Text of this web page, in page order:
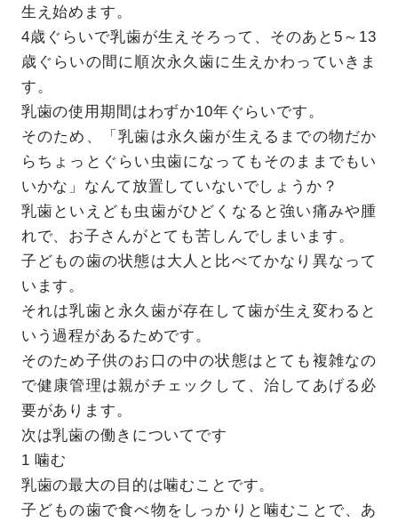
生え始めます。
4歳ぐらいで乳歯が生えそろって、そのあと5～13
歳ぐらいの間に順次永久歯に生えかわっていきま
す。
乳歯の使用期間はわずか10年ぐらいです。
そのため、「乳歯は永久歯が生えるまでの物だか
らちょっとぐらい虫歯になってもそのままでもい
いかな」なんて放置していないでしょうか？
乳歯といえども虫歯がひどくなると強い痛みや腫
れで、お子さんがとても苦しんでしまいます。
子どもの歯の状態は大人と比べてかなり異なって
います。
それは乳歯と永久歯が存在して歯が生え変わると
いう過程があるためです。
そのため子供のお口の中の状態はとても複雑なの
で健康管理は親がチェックして、治してあげる必
要があります。
次は乳歯の働きについてです
1 噛む
乳歯の最大の目的は噛むことです。
子どもの歯で食べ物をしっかりと噛むことで、あ